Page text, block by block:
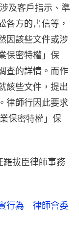
及客戶指示、準
各方的書信等，
因該些文件或涉
保密特權」保
查的詳情。而作
該些文件，提出
律師行因此要求
保密特權」保
羅拔臣律師事務
行為 律師會委